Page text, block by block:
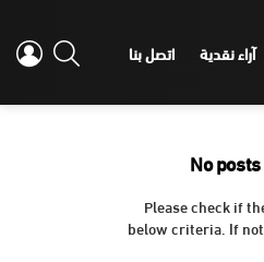
آراء نقدية اتصل بنا SEARCH
No
Please check if
below criteria. If